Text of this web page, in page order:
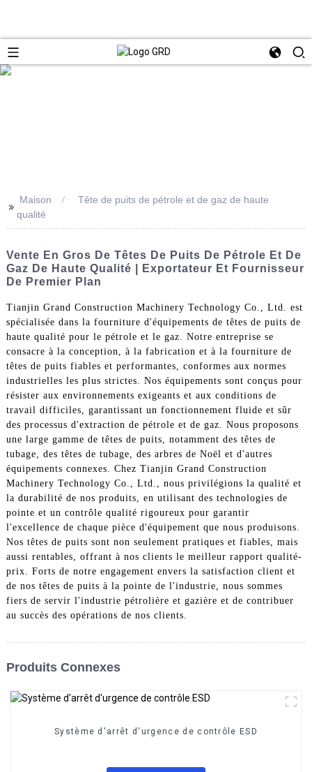
>> Maison
Tête de puits de pétrole et de gaz de haute
qualité
Vente En Gros De Têtes De Puits De Pétrole Et De
Gaz De Haute Qualité | Exportateur Et Fournisseur
De Premier Plan
Tianjin Grand Construction Machinery Technology Co., Ltd. est
spécialisée dans la fourniture d'équipements de têtes de puits de
haute qualité pour le pétrole et le gaz. Notre entreprise se
consacre à la conception, à la fabrication et à la fourniture de
têtes de puits fiables et performantes, conformes aux normes
industrielles les plus strictes. Nos équipements sont conçus pour
résister aux environnements exigeants et aux conditions de
travail difficiles, garantissant un fonctionnement fluide et sûr
des processus d'extraction de pétrole et de gaz. Nous proposons
une large gamme de têtes de puits, notamment des têtes de
tubage, des têtes de tubage, des arbres de Noël et d'autres
équipements connexes. Chez Tianjin Grand Construction
Machinery Technology Co., Ltd., nous privilégions la qualité et
la durabilité de nos produits, en utilisant des technologies de
pointe et un contrôle qualité rigoureux pour garantir
l'excellence de chaque pièce d'équipement que nous produisons.
Nos têtes de puits sont non seulement pratiques et fiables, mais
aussi rentables, offrant à nos clients le meilleur rapport qualité-
prix. Forts de notre engagement envers la satisfaction client et
de nos têtes de puits à la pointe de l'industrie, nous sommes
fiers de servir l'industrie pétrolière et gazière et de contribuer
au succès des opérations de nos clients.
Produits Connexes
Système d'arrêt d'urgence de contrôle ESD